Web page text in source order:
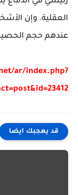
العقلية. وإن
عندهم حجم
ar/index.php?
قد يعجبك ايضا